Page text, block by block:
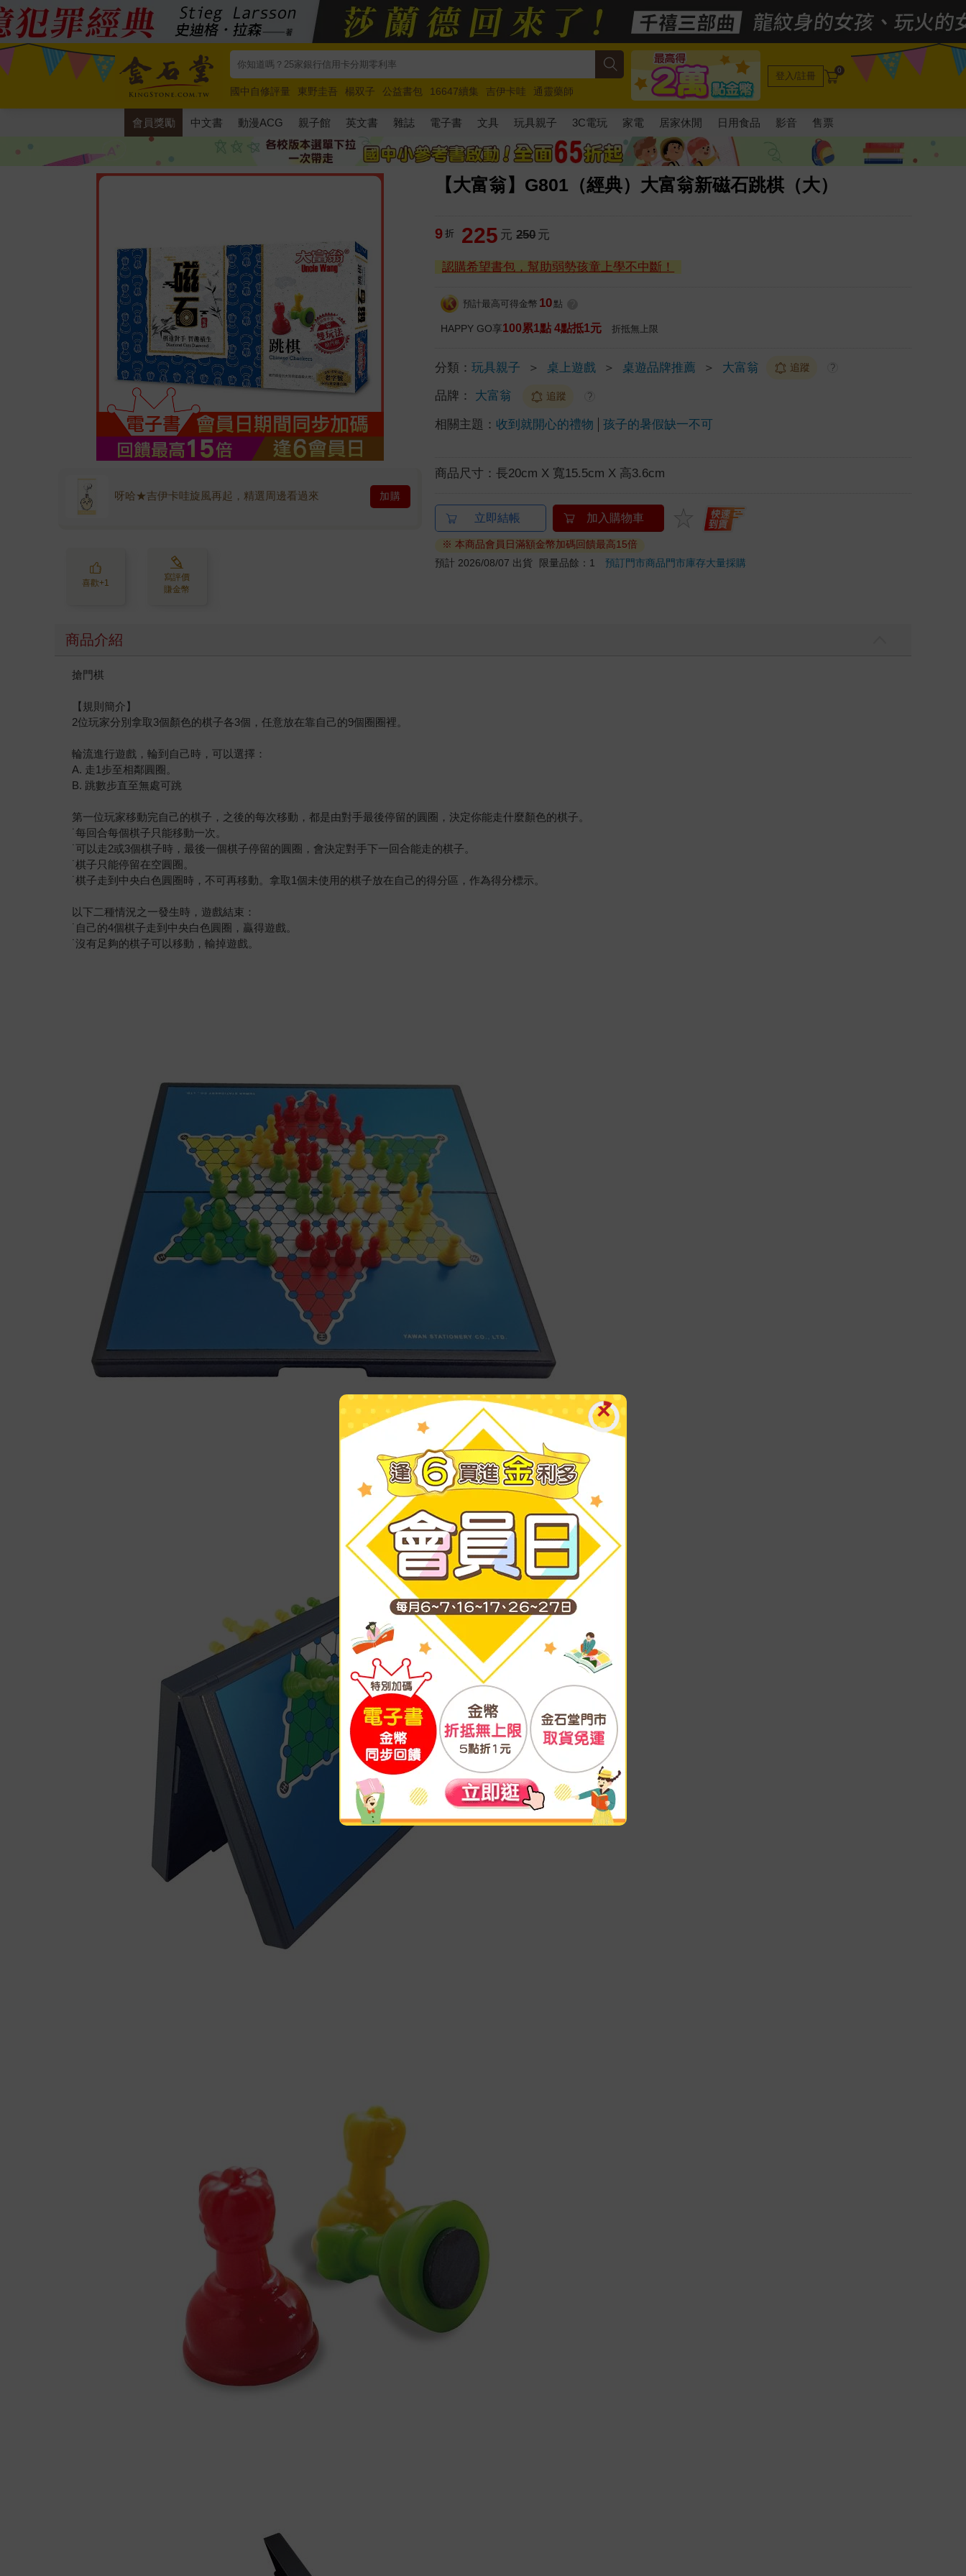
國中自修評量 東野圭吾 楊双子 公益書包 16647續集 吉伊卡哇
通靈藥師
唯紅花綻放
奧德賽 路邊攤新作 馬斯克 玩具總動員5 超慢跑
登入/註冊 0
會員獎勵 中文書 動漫ACG 親子館 英文書 雜誌 電子書 文具 玩具親子 3C電玩 家電 居家休閒 日用食品 影音 售票
【大富翁】G801（經典）大富翁新磁石跳棋（大）
呀哈★吉伊卡哇旋風再起，精選周邊看過來 加購
喜歡+1
寫評價
賺金幣
9 折 225 元 250 元
認購希望書包，幫助弱勢孩童上學不中斷！
預計最高可得金幣 10 點
HAPPY GO享100累1點 4點抵1元 折抵無上限
分類：玩具親子 ＞ 桌上遊戲 ＞ 桌遊品牌推薦 ＞ 大富翁 追蹤 ?
品牌： 大富翁 追蹤 ?
相關主題： 收到就開心的禮物 孩子的暑假缺一不可
商品尺寸：長20cm X 寬15.5cm X 高3.6cm
立即結帳 加入購物車
※ 本商品會員日滿額金幣加碼回饋最高15倍
預計 2026/08/07 出貨
限量品餘：1預訂門市商品門市庫存大量採購
商品介紹
搶門棋
【規則簡介】
2位玩家分別拿取3個顏色的棋子各3個，任意放在靠自己的9個圈圈裡。
輪流進行遊戲，輪到自己時，可以選擇：
A. 走1步至相鄰圓圈。
B. 跳數步直至無處可跳
第一位玩家移動完自己的棋子，之後的每次移動，都是由對手最後停留的圓圈，決定你能走什麼顏色的棋子。
˙每回合每個棋子只能移動一次。
˙可以走2或3個棋子時，最後一個棋子停留的圓圈，會決定對手下一回合能走的棋子。
˙棋子只能停留在空圓圈。
˙棋子走到中央白色圓圈時，不可再移動。拿取1個未使用的棋子放在自己的得分區，作為得分標示。
以下二種情況之一發生時，遊戲結束：
˙自己的4個棋子走到中央白色圓圈，贏得遊戲。
˙沒有足夠的棋子可以移動，輸掉遊戲。